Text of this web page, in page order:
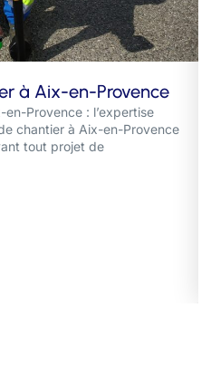
à Aix-en-Provence
Provence : l’expertise
chantier à Aix-en-Provence
tout projet de